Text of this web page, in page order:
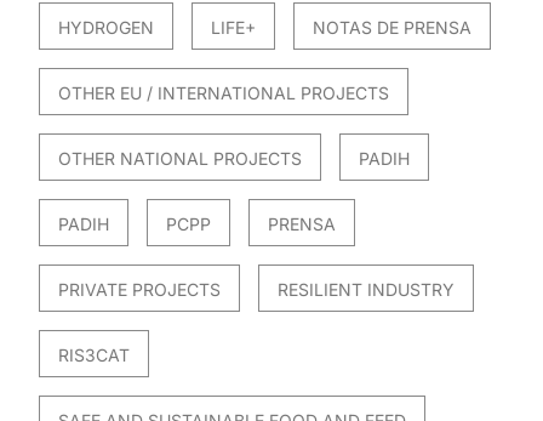
HYDROGEN LIFE+ NOTAS DE PRENSA
OTHER EU / INTERNATIONAL PROJECTS
OTHER NATIONAL PROJECTS PADIH
PADIH PCPP PRENSA
PRIVATE PROJECTS RESILIENT INDUSTRY
RIS3CAT